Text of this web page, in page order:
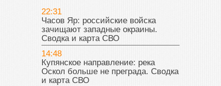
22:31
Часов Яр: российские войска
зачищают западные окраины.
Сводка и карта СВО
14:48
Купянское направление: река
Оскол больше не преграда. Сводка
и карта СВО